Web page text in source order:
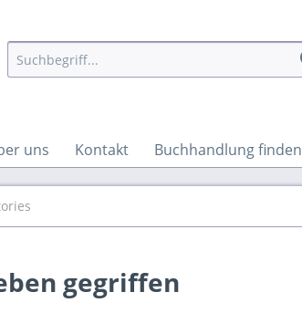
uns Kontakt Buchhandlung finden
gegriffen